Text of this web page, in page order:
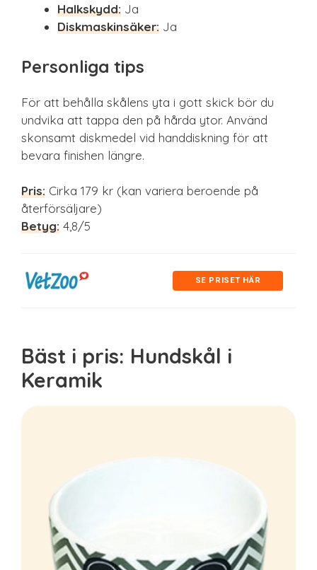
Halkskydd: Ja
Diskmaskinsäker: Ja
Personliga tips
För att behålla skålens yta i gott skick bör du
undvika att tappa den på hårda ytor. Använd
skonsamt diskmedel vid handdiskning för att
bevara finishen längre.
Pris: Cirka 179 kr (kan variera beroende på
återförsäljare)
Betyg: 4,8/5
SE PRISET HÄR
Bäst i pris: Hundskål i
Keramik